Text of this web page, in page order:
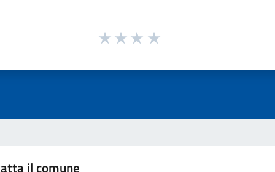
il comune